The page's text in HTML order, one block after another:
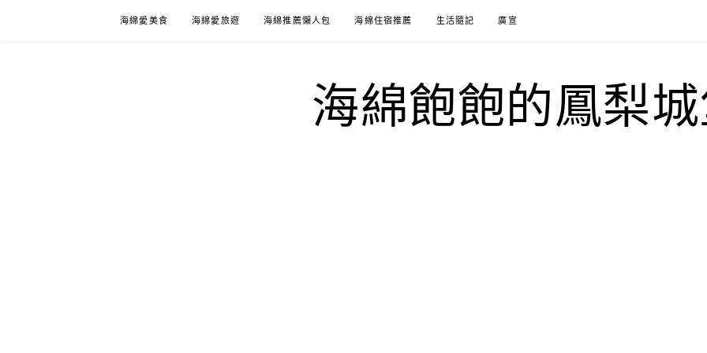
海綿愛美食 海綿愛旅遊 海綿推薦懶人包 海綿住宿推薦 生活隨記 廣宣
海綿飽飽的鳳梨